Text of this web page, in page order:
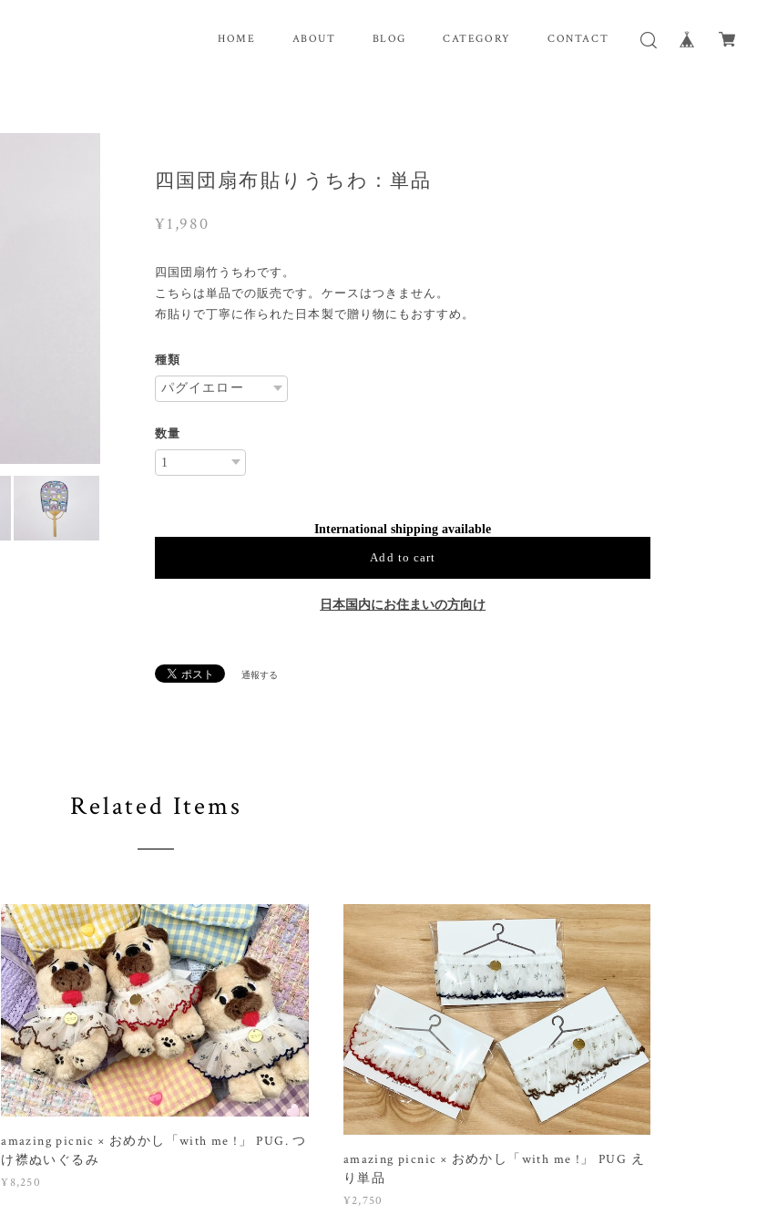
HOME ABOUT BLOG CATEGORY CONTACT
四国団扇布貼りうちわ：単品
¥1,980
四国団扇竹うちわです。
こちらは単品での販売です。ケースはつきません。
布貼りで丁寧に作られた日本製で贈り物にもおすすめ。
種類
数量
International shipping available
Add to cart
日本国内にお住まいの方向け
通報する
Related Items
amazing picnic × おめかし「with me !」 PUG. つ
け襟ぬいぐるみ
¥8,250
amazing picnic × おめかし「with me !」 PUG え
り単品
¥2,750